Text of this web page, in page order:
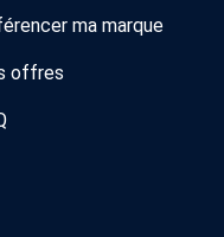
ma marque
offres